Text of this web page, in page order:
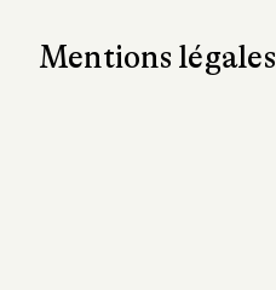
Mentions légales